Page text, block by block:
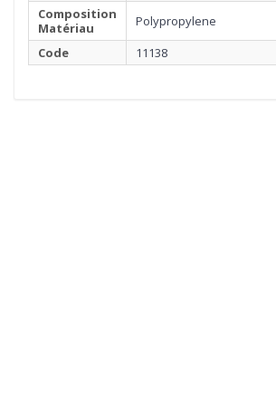
Composition
Matériau
Polypropylene
Code
11138